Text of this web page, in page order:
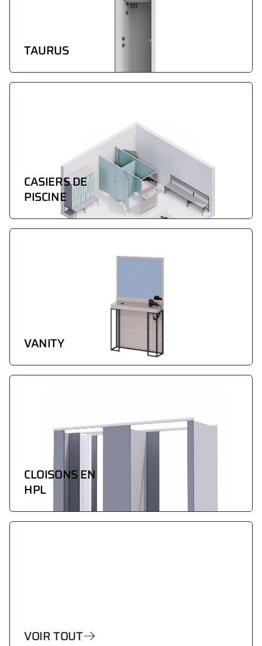
TAURUS
CASIERS DE
PISCINE
VANITY
CLOISONS EN
HPL
VOIR TOUT